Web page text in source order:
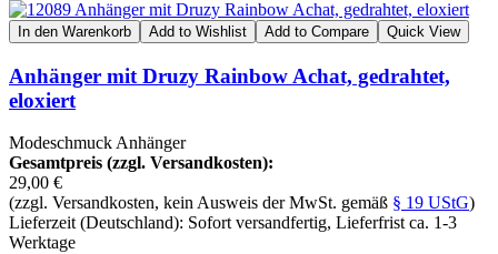
In den Warenkorb Add to Wishlist Add to Compare Quick View
Anhänger mit Druzy Rainbow Achat, gedrahtet,
eloxiert
Modeschmuck Anhänger
Gesamtpreis (zzgl. Versandkosten):
29,00 €
(zzgl. Versandkosten, kein Ausweis der MwSt. gemäß § 19 UStG)
Lieferzeit (Deutschland): Sofort versandfertig, Lieferfrist ca. 1-3
Werktage